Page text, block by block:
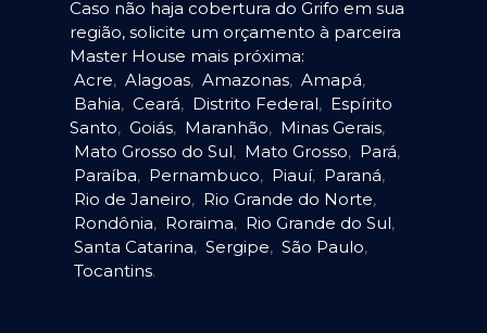
Caso não haja cobertura do Grifo em sua
região, solicite um orçamento à parceira
Master House mais próxima:
Acre, Alagoas, Amazonas, Amapá,
Bahia, Ceará, Distrito Federal, Espírito
Santo, Goiás, Maranhão, Minas Gerais,
Mato Grosso do Sul, Mato Grosso, Pará,
Paraíba, Pernambuco, Piauí, Paraná,
Rio de Janeiro, Rio Grande do Norte,
Rondônia, Roraima, Rio Grande do Sul,
Santa Catarina, Sergipe, São Paulo,
Tocantins.